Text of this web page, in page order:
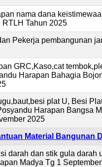
nama dana
RTLH Tahun 2025
Pekerja pembangunan
GRC,Kaso,cat
Harapan Bahagia
plat U, Besi
Harapan Bangsa
2025
Material Bangunan
darah dan stik gula darah
Madya Tg 1